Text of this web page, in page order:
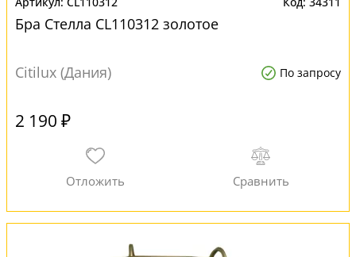
Бра Стелла CL110312 золотое
Citilux (Дания) По запросу
2 190 ₽